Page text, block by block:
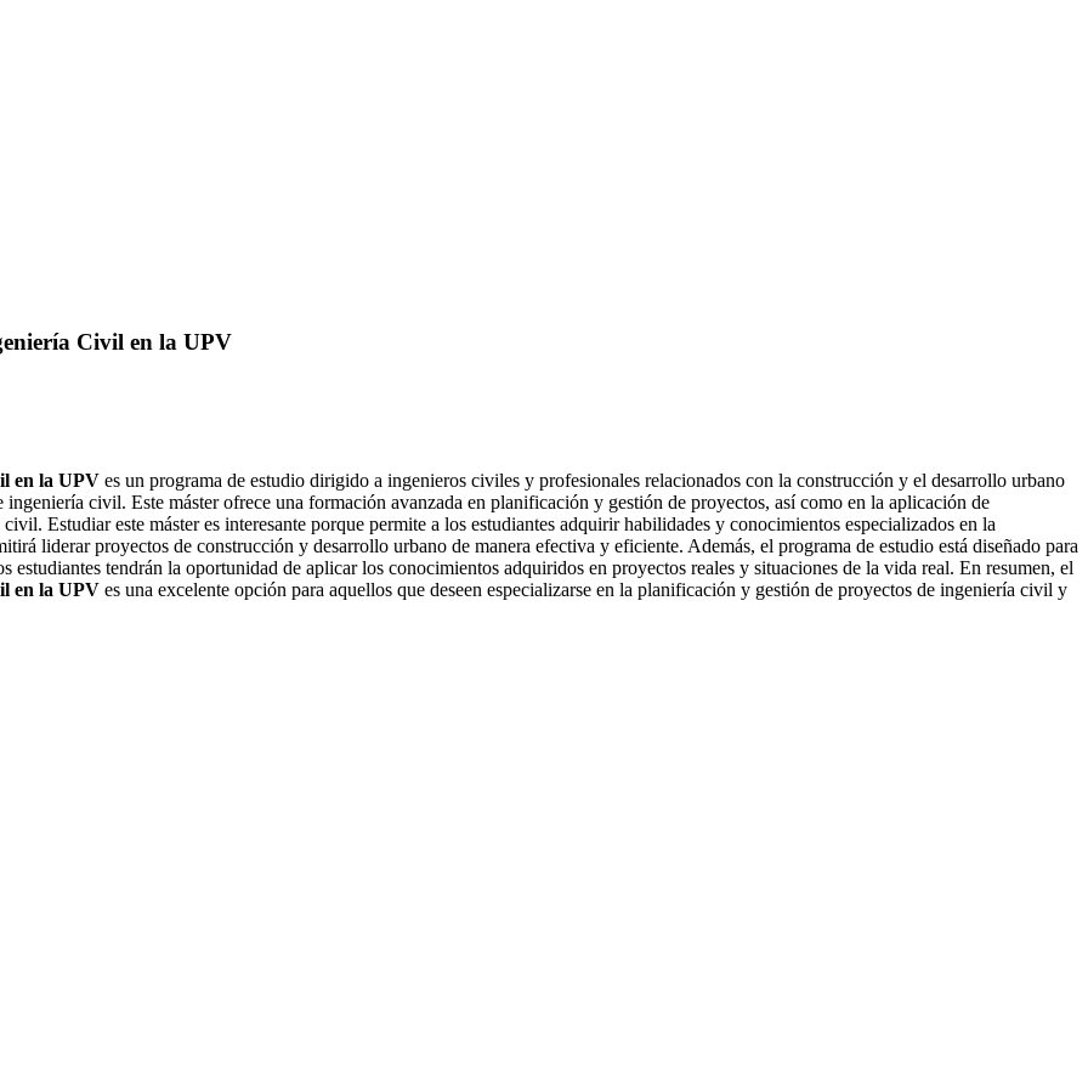
Civil en la UPV
en la UPV es un programa de estudio dirigido a ingenieros civiles y profesionales relacionados con la construcción y el desarrollo urbano
civil. Este máster ofrece una formación avanzada en planificación y gestión de proyectos, así como en la aplicación de
Estudiar este máster es interesante porque permite a los estudiantes adquirir habilidades y conocimientos especializados en la
liderar proyectos de construcción y desarrollo urbano de manera efectiva y eficiente. Además, el programa de estudio está diseñado para
tendrán la oportunidad de aplicar los conocimientos adquiridos en proyectos reales y situaciones de la vida real. En resumen, el
en la UPV es una excelente opción para aquellos que deseen especializarse en la planificación y gestión de proyectos de ingeniería civil y